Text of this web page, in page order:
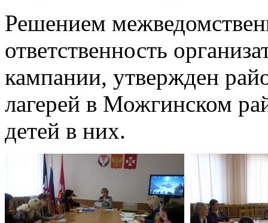
Решением
ответственность
кампании, утвержден
лагерей в Можгинском
детей в них.